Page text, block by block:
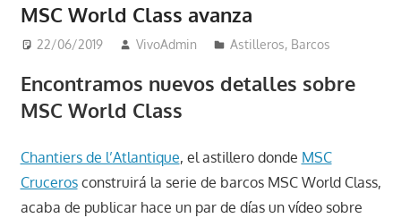
MSC World Class avanza
22/06/2019 VivoAdmin Astilleros, Barcos
Encontramos nuevos detalles sobre
MSC World Class
Chantiers de l’Atlantique, el astillero donde MSC
Crucerosconstruirá la serie de barcos MSC World Class,
acaba de publicar hace un par de días un vídeo sobre